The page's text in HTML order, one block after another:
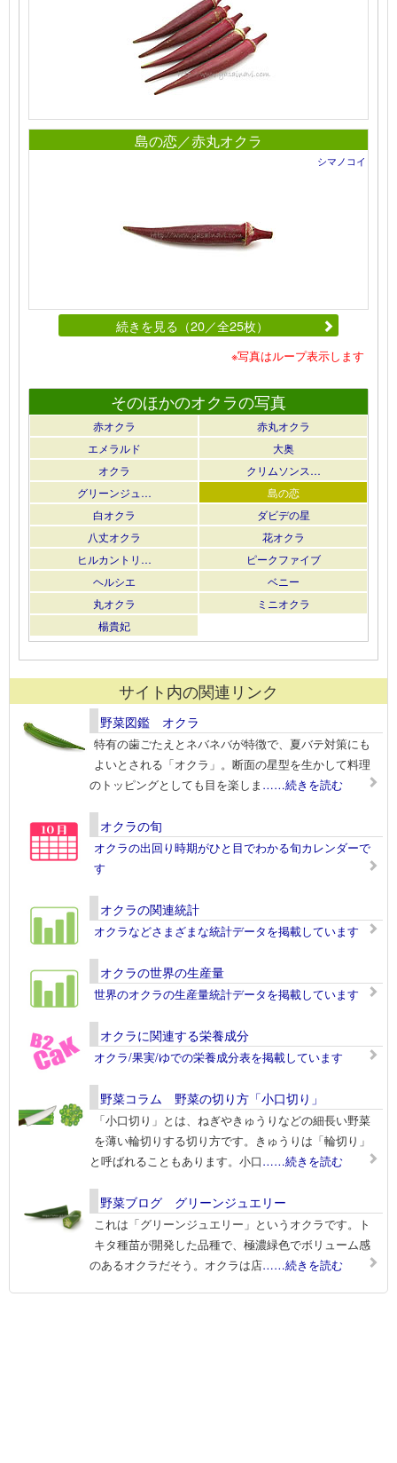
島の恋／赤丸オクラ
シマノコイ
続きを見る（20／全25枚）
※写真はループ表示します
そのほかのオクラの写真
赤オクラ
赤丸オクラ
エメラルド
大奥
オクラ
クリムソンス…
グリーンジュ…
島の恋
白オクラ
ダビデの星
八丈オクラ
花オクラ
ヒルカントリ…
ピークファイブ
ヘルシエ
ベニー
丸オクラ
ミニオクラ
楊貴妃
サイト内の関連リンク
野菜図鑑 オクラ
特有の歯ごたえとネバネバが特徴で、夏バテ対策にも
よいとされる「オクラ」。断面の星型を生かして料理
のトッピングとしても目を楽しま ……続きを読む
オクラの旬
オクラの出回り時期がひと目でわかる旬カレンダーで
す
オクラの関連統計
オクラなどさまざまな統計データを掲載しています
オクラの世界の生産量
世界のオクラの生産量統計データを掲載しています
オクラに関連する栄養成分
オクラ/果実/ゆでの栄養成分表を掲載しています
野菜コラム 野菜の切り方「小口切り」
「小口切り」とは、ねぎやきゅうりなどの細長い野菜
を薄い輪切りする切り方です。きゅうりは「輪切り」
と呼ばれることもあります。小口……続きを読む
野菜ブログ グリーンジュエリー
これは「グリーンジュエリー」というオクラです。ト
キタ種苗が開発した品種で、極濃緑色でボリューム感
のあるオクラだそう。オクラは店……続きを読む